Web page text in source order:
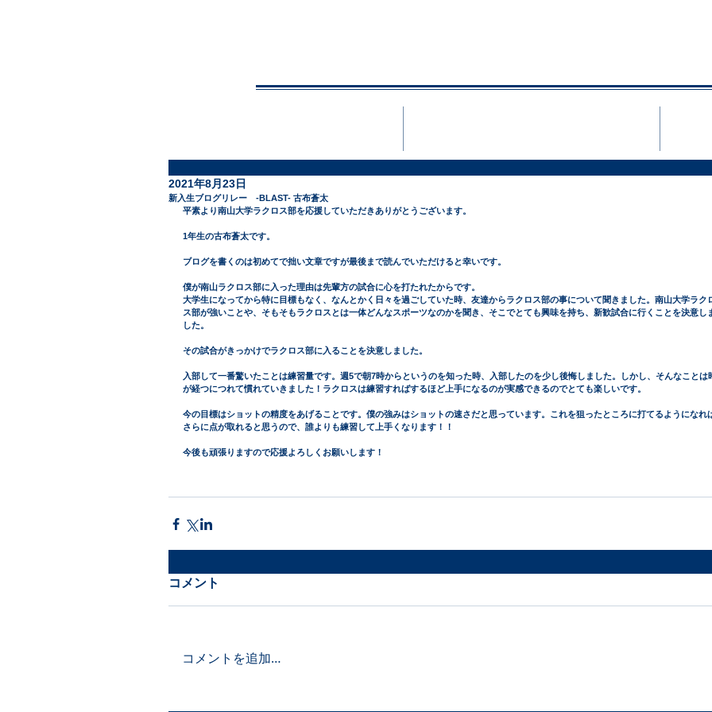
新入生ブログリレー -BLAST- 古布蒼太
2021年8月23日
平素より南山大学ラクロス部を応援していただきありがとうございます。
1年生の古布蒼太です。
ブログを書くのは初めてで拙い文章ですが最後まで読んでいただけると幸いです。
僕が南山ラクロス部に入った理由は先輩方の試合に心を打たれたからです。
大学生になってから特に目標もなく、なんとかく日々を過ごしていた時、友達からラクロス部の事について聞きました。南山大学ラク
ス部が強いことや、そもそもラクロスとは一体どんなスポーツなのかを聞き、そこでとても興味を持ち、新歓試合に行くことを決意し
した。
その試合がきっかけでラクロス部に入ることを決意しました。
入部して一番驚いたことは練習量です。週5で朝7時からというのを知った時、入部したのを少し後悔しました。しかし、そんなことは
が経つにつれて慣れていきました！ラクロスは練習すればするほど上手になるのが実感できるのでとても楽しいです。
今の目標はショットの精度をあげることです。僕の強みはショットの速さだと思っています。これを狙ったところに打てるようになれ
さらに点が取れると思うので、誰よりも練習して上手くなります！！
今後も頑張りますので応援よろしくお願いします！
コメント
コメントを追加…